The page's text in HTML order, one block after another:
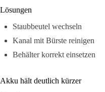
Lösungen
Staubbeutel wechseln
Kanal mit Bürste reinigen
Behälter korrekt einsetzen
Akku hält deutlich kürzer